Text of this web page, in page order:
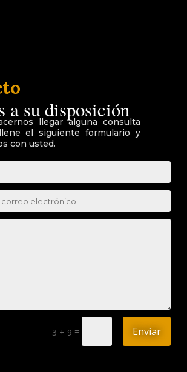
a su disposición
llegar alguna consulta
el siguiente formulario y
con usted.
3 + 9 = Enviar